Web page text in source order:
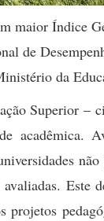
maior Índice
de
da
Superior –
acadêmica.
Este
projetos